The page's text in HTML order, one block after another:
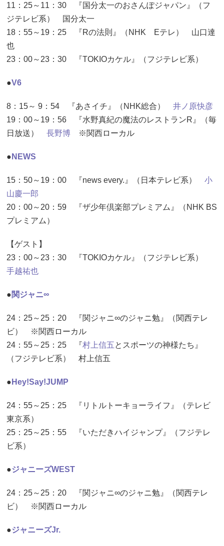
11：25～11：30 『国分太一のおさんぽジャパン』（フ
ジテレビ系） 国分太一
18：55～19：25 『Rの法則』（NHK Eテレ） 山口達
也
23：00～23：30 『TOKIOカケル』（フジテレビ系）
●V6
8：15～ 9：54 『あさイチ』（NHK総合） 井ノ原快彦
19：00～19：56 『水野真紀の魔法のレストランR』（毎
日放送） 長野博 ※関西ローカル
● NEWS
15：50～19：00 『news every.』（日本テレビ系） 小
山慶一郎
20：00～20：59 『ザ少年倶楽部プレミアム』（NHK BS
プレミアム）
【ゲスト】
23：00～23：30 『TOKIOカケル』（フジテレビ系）
手越祐也
●関ジャニ∞
24：25～25：20 『関ジャニ∞のジャニ勉』（関西テレ
ビ） ※関西ローカル
24：55～25：25 『村上信五とスポーツの神様たち』
（フジテレビ系） 村上信五
● Hey!Say!JUMP
24：55～25：25 『リトルトーキョーライフ』（テレビ
東京系）
25：25～25：55 『いただきハイジャンプ』（フジテレ
ビ系）
●ジャニーズWEST
24：25～25：20 『関ジャニ∞のジャニ勉』（関西テレ
ビ） ※関西ローカル
●ジャニーズJr.